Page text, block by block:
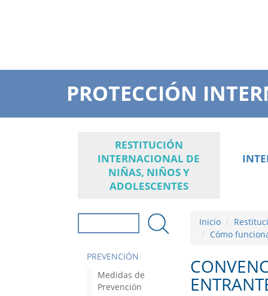
PROTECCIÓN
RESTITUCIÓN
INTERNACIONAL DE
NIÑAS, NIÑOS Y
ADOLESCENTES
Formulario de
PREVENCIÓN
Medidas de
Prevención
Inicio
Cómo